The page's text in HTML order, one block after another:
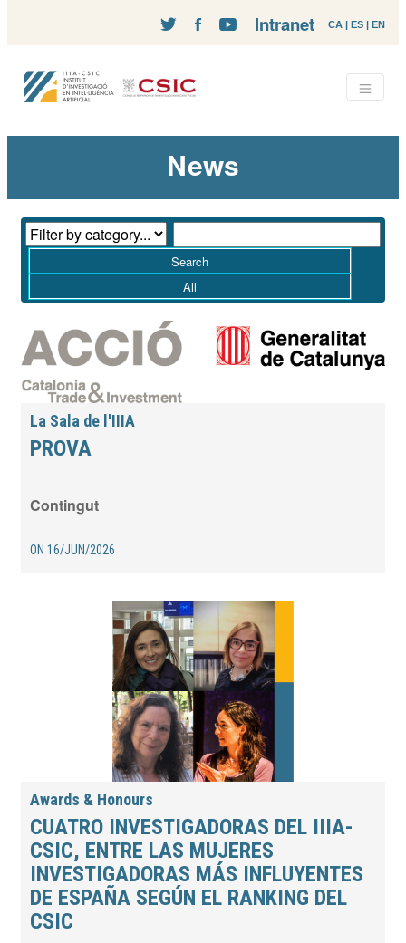
CA | ES | EN
Intranet
News
Search
All
La Sala de l'IIIA
PROVA
Contingut
ON 16/JUN/2026
Awards & Honours
CUATRO INVESTIGADORAS DEL IIIA-
CSIC, ENTRE LAS MUJERES
INVESTIGADORAS MÁS INFLUYENTES
DE ESPAÑA SEGÚN EL RANKING DEL
CSIC